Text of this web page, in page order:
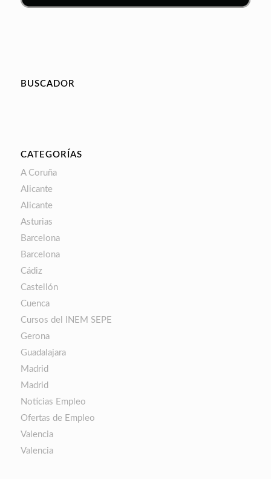
BUSCADOR
CATEGORÍAS
A Coruña
Alicante
Alicante
Asturias
Barcelona
Barcelona
Cádiz
Castellón
Cuenca
Cursos del INEM SEPE
Gerona
Guadalajara
Madrid
Madrid
Noticias Empleo
Ofertas de Empleo
Valencia
Valencia